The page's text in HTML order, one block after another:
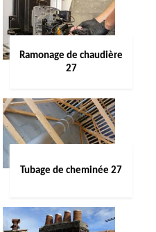
Ramonage de chaudière
27
Tubage de cheminée 27